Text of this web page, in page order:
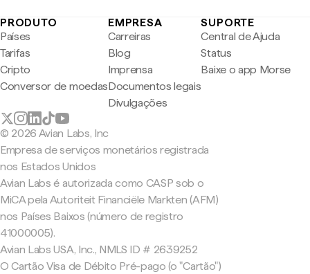
PRODUTO
Países
Tarifas
Cripto
Conversor de moedas
EMPRESA
Carreiras
Blog
Imprensa
Documentos legais
Divulgações
SUPORTE
Central de Ajuda
Status
Baixe o app Morse
© 2026 Avian Labs, Inc
Empresa de serviços monetários registrada
nos Estados Unidos
Avian Labs é autorizada como CASP sob o
MiCA pela Autoriteit Financiële Markten (AFM)
nos Países Baixos (número de registro
41000005).
Avian Labs USA, Inc., NMLS ID # 2639252
O Cartão Visa de Débito Pré-pago (o "Cartão")